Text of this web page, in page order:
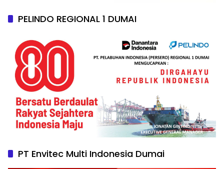
PELINDO REGIONAL 1 DUMAI
PT Envitec Multi Indonesia Dumai